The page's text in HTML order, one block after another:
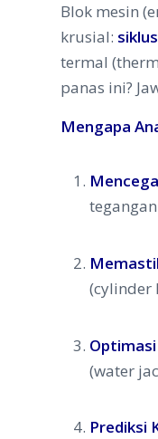
Blok mesin
krusial:
termal
panas ini?
Mengapa
(cylinder
(water
Prediksi